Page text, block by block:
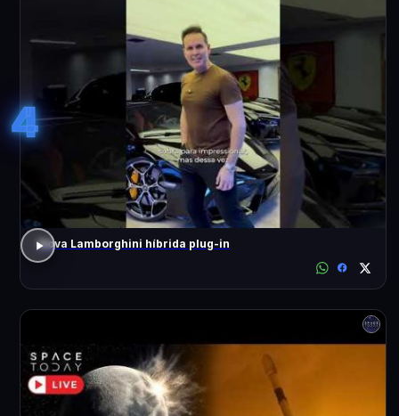
4
Nova Lamborghini híbrida plug-in